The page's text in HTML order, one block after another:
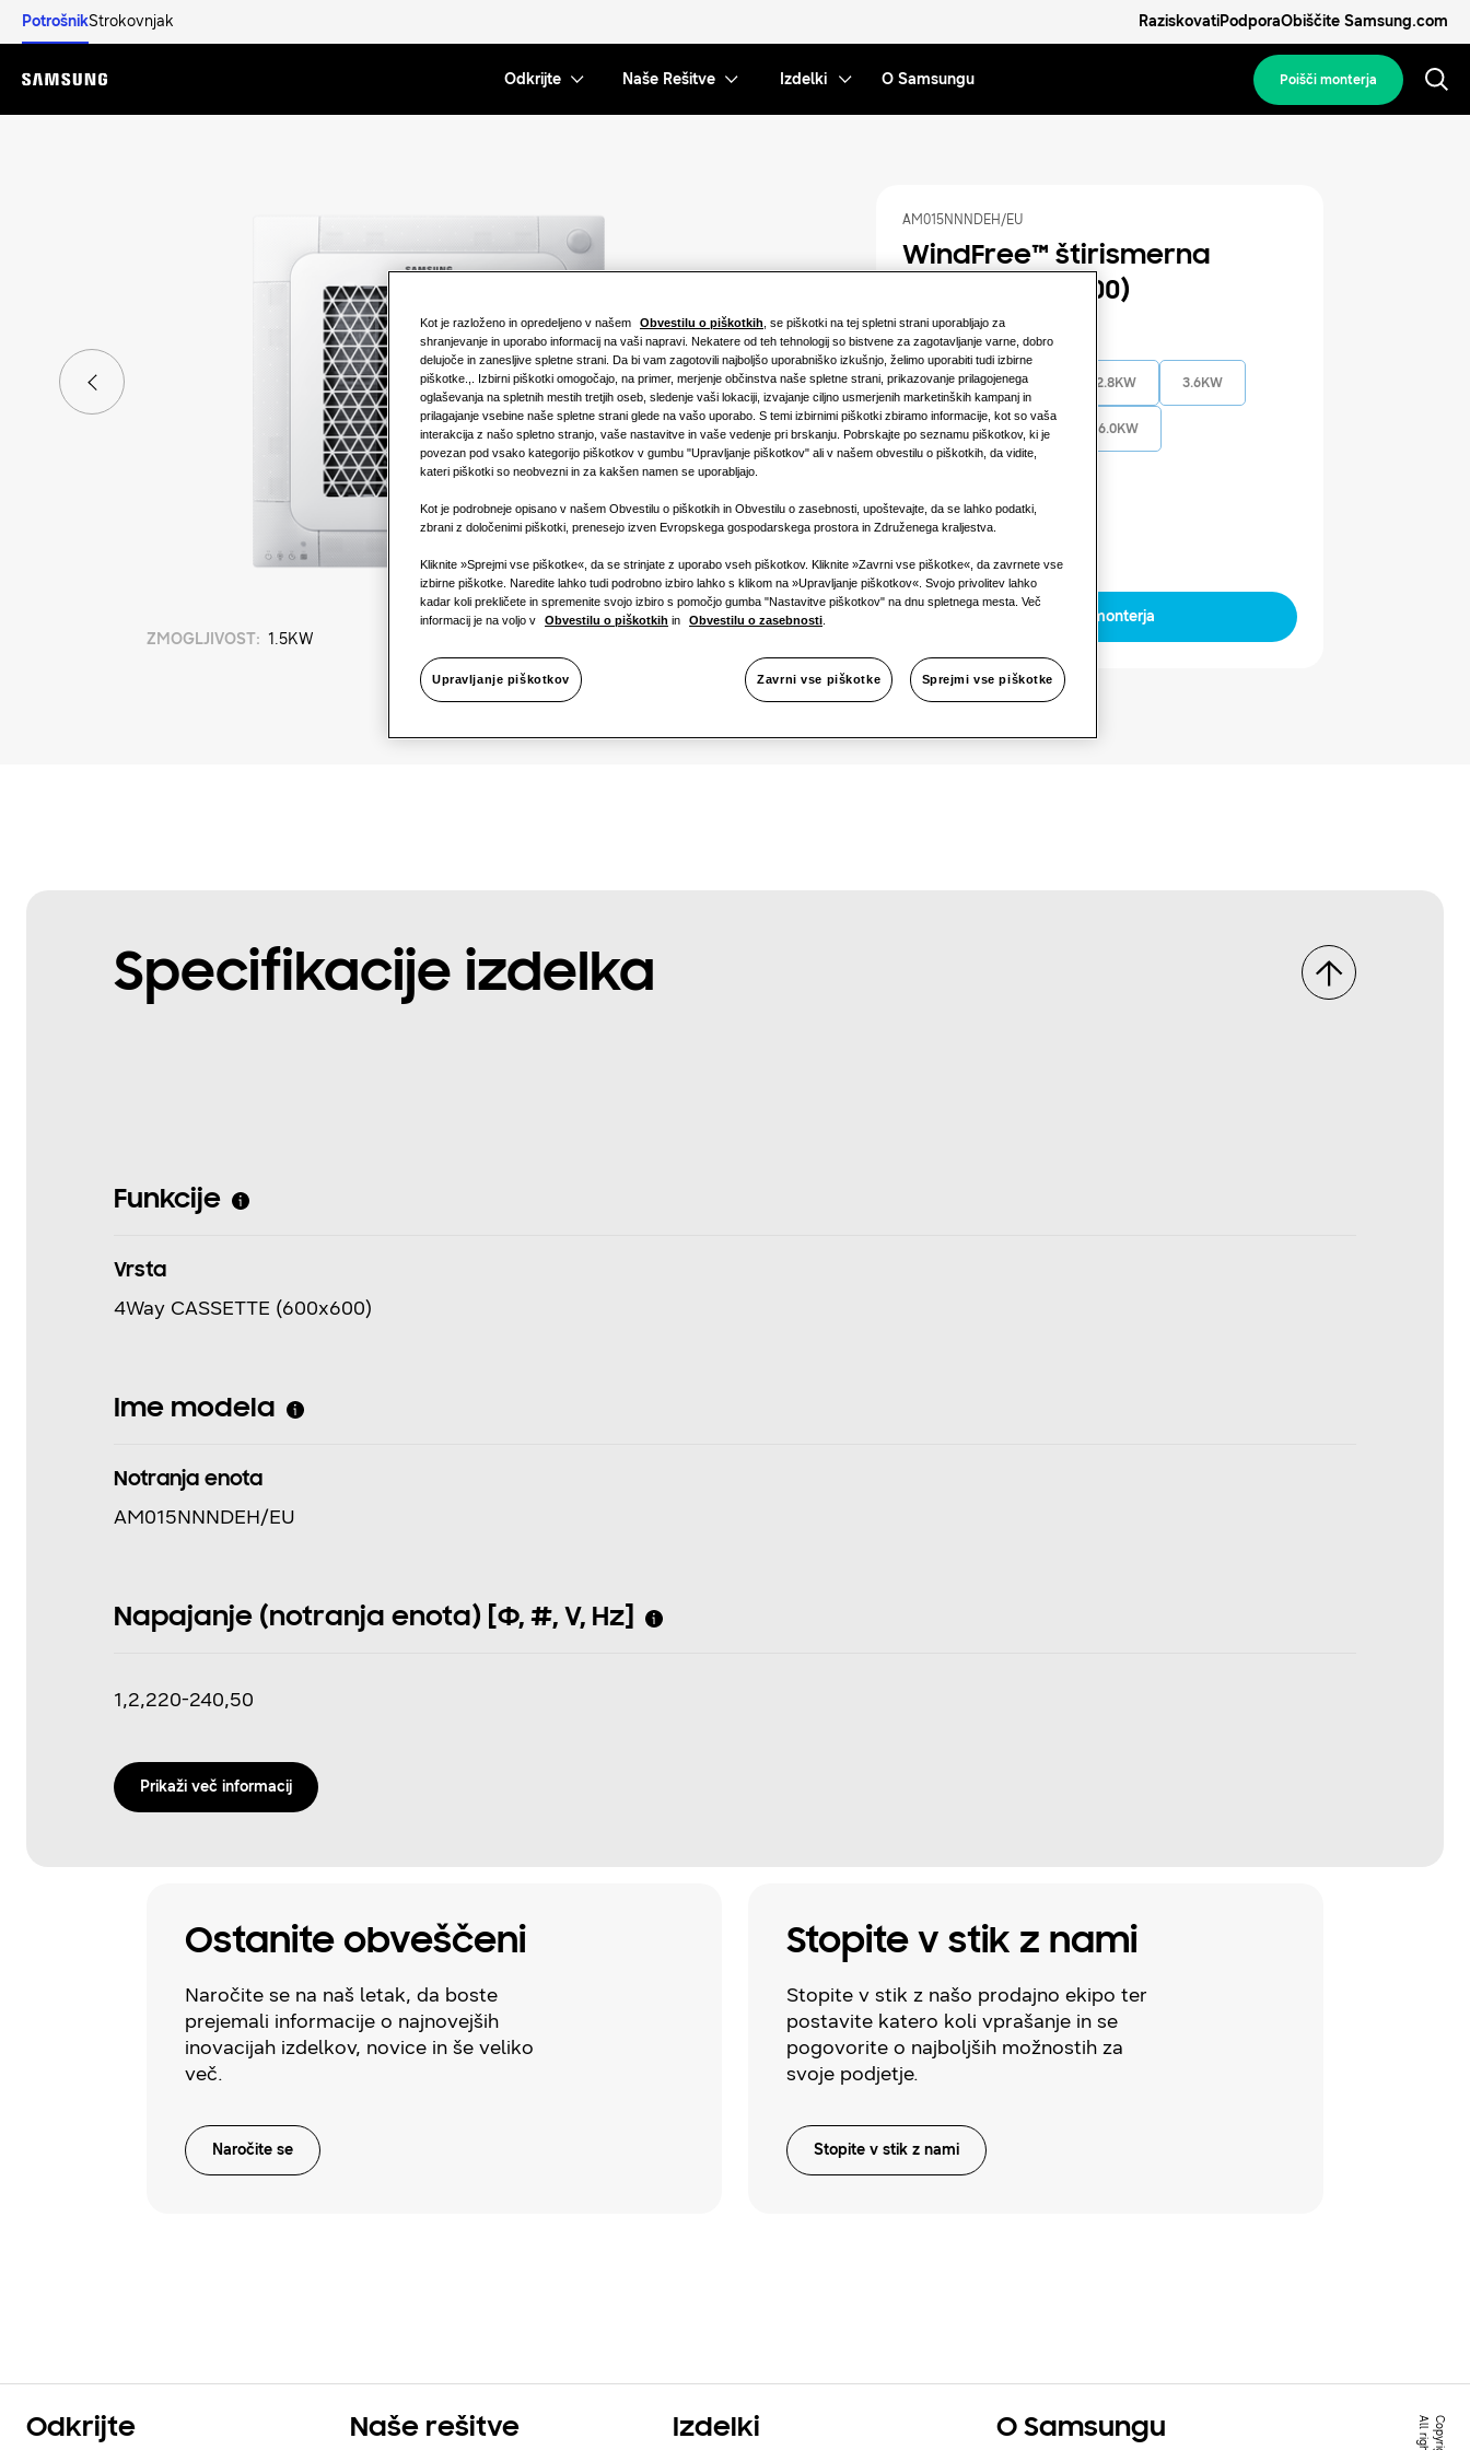
PotrošnikStrokovnjak RaziskovatiPodporaObiščite Samsung.com
Menu
Odkrijte Naše Rešitve Izdelki O Samsungu Poišči monterja
ZMOGLJIVOST: 1.5KW
WindFree™️ štirismerna
kaseta (600x600)
AM015NNNDEH/EU
Razpoložljiva zmogljivost
1.5KW 2.2KW 2.8KW 3.6KW
4.5KW 5.6KW 6.0KW
1 faza
Poišči monterja
Specifikacije izdelka
Funkcije
Vrsta
4Way CASSETTE (600x600)
Ime modela
Notranja enota
AM015NNNDEH/EU
Napajanje (notranja enota) [Φ, #, V, Hz]
1,2,220-240,50
Prikaži več informacij
Ostanite obveščeni
Naročite se na naš letak, da boste
prejemali informacije o najnovejših
inovacijah izdelkov, novice in še veliko
več.
Naročite se
Stopite v stik z nami
Stopite v stik z našo prodajno ekipo ter
postavite katero koli vprašanje in se
pogovorite o najboljših možnostih za
svoje podjetje.
Stopite v stik z nami
Odkrijte Naše rešitve Izdelki O Samsungu
Kot je razloženo in opredeljeno v našem Obvestilu o piškotkih , se piškotki na tej spletni strani uporabljajo za
shranjevanje in uporabo informacij na vaši napravi. Nekatere od teh tehnologij so bistvene za zagotavljanje varne, dobro
delujoče in zanesljive spletne strani. Da bi vam zagotovili najboljšo uporabniško izkušnjo, želimo uporabiti tudi izbirne
piškotke.,. Izbirni piškotki omogočajo, na primer, merjenje občinstva naše spletne strani, prikazovanje prilagojenega
oglaševanja na spletnih mestih tretjih oseb, sledenje vaši lokaciji, izvajanje ciljno usmerjenih marketinških kampanj in
prilagajanje vsebine naše spletne strani glede na vašo uporabo. S temi izbirnimi piškotki zbiramo informacije, kot so vaša
interakcija z našo spletno stranjo, vaše nastavitve in vaše vedenje pri brskanju. Pobrskajte po seznamu piškotkov, ki je
povezan pod vsako kategorijo piškotkov v gumbu "Upravljanje piškotkov" ali v našem obvestilu o piškotkih, da vidite,
kateri piškotki so neobvezni in za kakšen namen se uporabljajo.
Kot je podrobneje opisano v našem Obvestilu o piškotkih in Obvestilu o zasebnosti, upoštevajte, da se lahko podatki,
zbrani z določenimi piškotki, prenesejo izven Evropskega gospodarskega prostora in Združenega kraljestva.
Kliknite »Sprejmi vse piškotke«, da se strinjate z uporabo vseh piškotkov. Kliknite »Zavrni vse piškotke«, da zavrnete vse
izbirne piškotke. Naredite lahko tudi podrobno izbiro lahko s klikom na »Upravljanje piškotkov«. Svojo privolitev lahko
kadar koli prekličete in spremenite svojo izbiro s pomočjo gumba "Nastavitve piškotkov" na dnu spletnega mesta. Več
informacij je na voljo v
Obvestilu o piškotkih in Obvestilu o zasebnosti
Upravljanje piškotkov Zavrni vse piškotke Sprejmi vse piškotke